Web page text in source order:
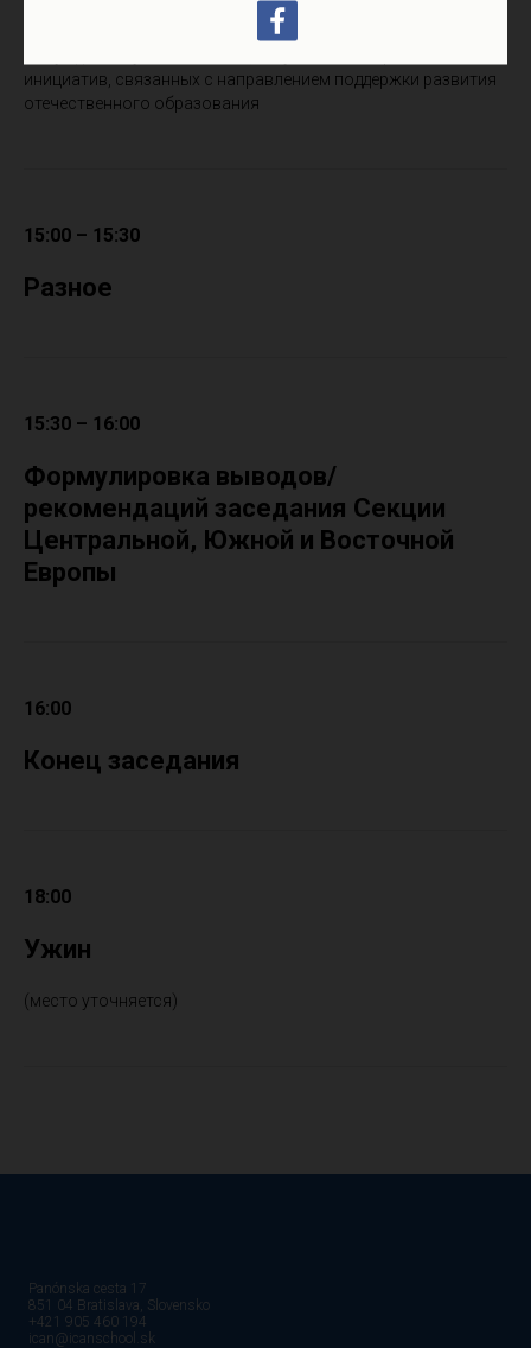
инициатив, связанных с направлением поддержки развития
отечественного образования
15:00 – 15:30
Разное
15:30 – 16:00
Формулировка выводов/
рекомендаций заседания Секции
Центральной, Южной и Восточной
Европы
16:00
Конец заседания
18:00
Ужин
(место уточняется)
Panónska cesta 17
851 04 Bratislava, Slovensko
+421 905 460 194
ican@icanschool.sk